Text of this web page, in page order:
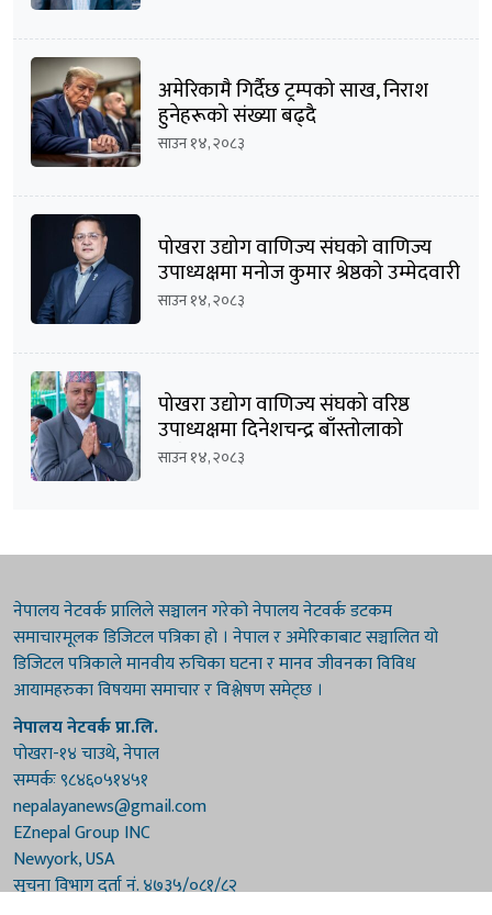
अमेरिकामै गिर्दैछ ट्रम्पको साख, निराश
हुनेहरूको संख्या बढ्दै
साउन १४, २०८३
पोखरा उद्योग वाणिज्य संघको वाणिज्य
उपाध्यक्षमा मनोज कुमार श्रेष्ठको उम्मेदवारी
घोषणा
साउन १४, २०८३
पोखरा उद्योग वाणिज्य संघको वरिष्ठ
उपाध्यक्षमा दिनेशचन्द्र बाँस्तोलाको
उम्मेदवारी घोषणा
साउन १४, २०८३
नेपालय नेटवर्क प्रालिले सञ्चालन गरेको नेपालय नेटवर्क डटकम
समाचारमूलक डिजिटल पत्रिका हो । नेपाल र अमेरिकाबाट सञ्चालित यो
डिजिटल पत्रिकाले मानवीय रुचिका घटना र मानव जीवनका विविध
आयामहरुका विषयमा समाचार र विश्लेषण समेट्छ ।
नेपालय नेटवर्क प्रा.लि.
पोखरा-१४ चाउथे, नेपाल
सम्पर्कः ९८४६०५१४५१
nepalayanews@gmail.com
EZnepal Group INC
Newyork, USA
सूचना विभाग दर्ता नं. ४७३५/०८१/८२